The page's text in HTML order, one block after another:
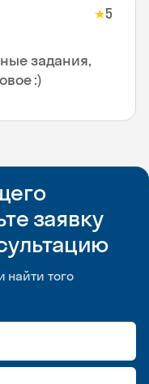
★5
задания,
:)
заявку
того